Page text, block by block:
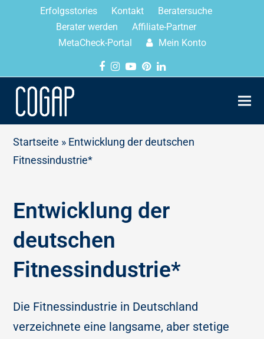
Erfolgsstories Kontakt
Beratersuche
Berater werden
Affiliate-Partner
MetaCheck-Portal
Mein Konto
Startseite » Entwicklung der deutschen
Fitnessindustrie*
Entwicklung der
deutschen
Fitnessindustrie*
Die Fitnessindustrie in Deutschland
verzeichnete eine langsame, aber stetige